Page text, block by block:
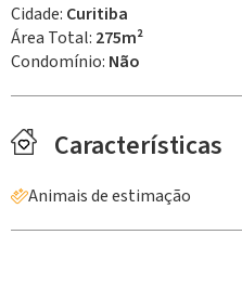
Cidade: Curitiba
Área Total: 275m²
Condomínio: Não
Características
Animais de estimação